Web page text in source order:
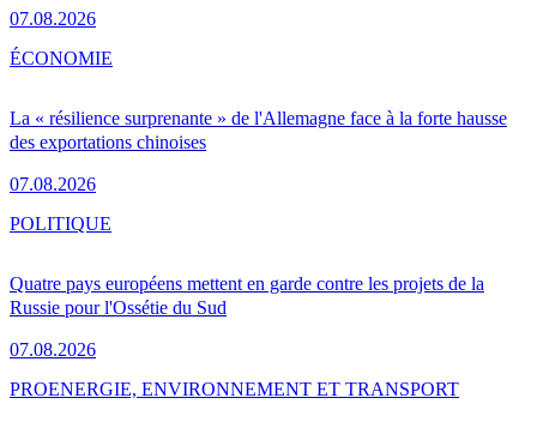
07.08.2026
La « résilience surprenante » de l'Allemagne face à la forte hausse
des exportations chinoises
07.08.2026
ÉCONOMIE
Quatre pays européens mettent en garde contre les projets de la
Russie pour l'Ossétie du Sud
07.08.2026
POLITIQUE
PROENERGIE, ENVIRONNEMENT ET TRANSPORT